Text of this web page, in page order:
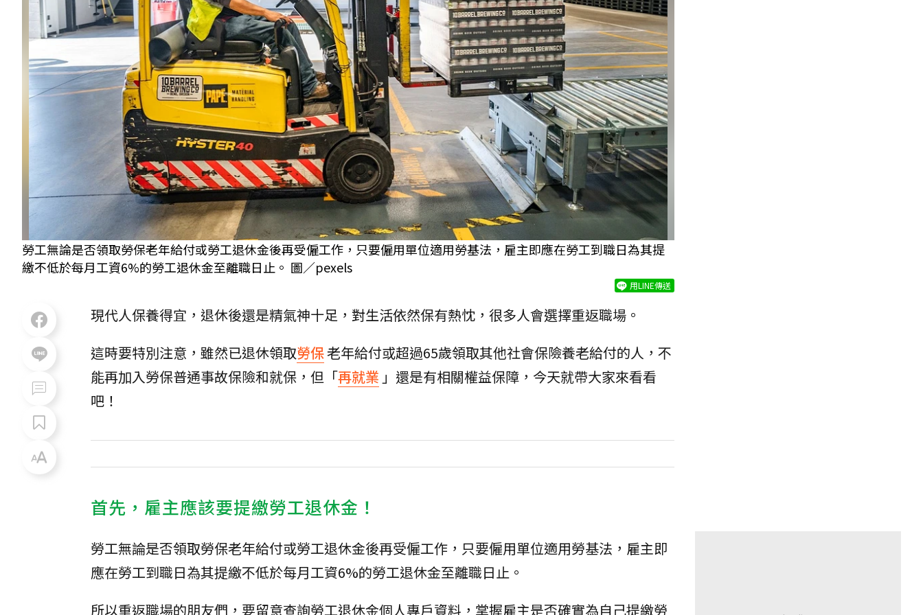
勞工無論是否領取勞保老年給付或勞工退休金後再受僱工作，只要僱用單位適用勞基法，雇主即應在勞工到職日為其提
繳不低於每月工資6%的勞工退休金至離職日止。 圖／pexels
用LINE傳送
現代人保養得宜，退休後還是精氣神十足，對生活依然保有熱忱，很多人會選擇重返職場。
這時要特別注意，雖然已退休領取勞保老年給付或超過65歲領取其他社會保險養老給付的人，不
能再加入勞保普通事故保險和就保，但「再就業 」還是有相關權益保障，今天就帶大家來看看
吧！
首先，雇主應該要提繳勞工退休金！
勞工無論是否領取勞保老年給付或勞工退休金後再受僱工作，只要僱用單位適用勞基法，雇主即
應在勞工到職日為其提繳不低於每月工資6%的勞工退休金至離職日止。
所以重返職場的朋友們，要留意查詢勞工退休金個人專戶資料，掌握雇主是否確實為自己提繳勞